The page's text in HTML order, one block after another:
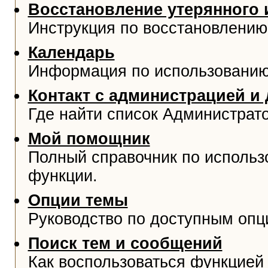
Восстановление
Инструкция по
Календарь
Информация по
Контакт с администрацией
Где найти список
Мой помощник
Полный справочник по
функции.
Опции темы
Руководство по доступным
Поиск тем и сообщений
Как воспользоваться